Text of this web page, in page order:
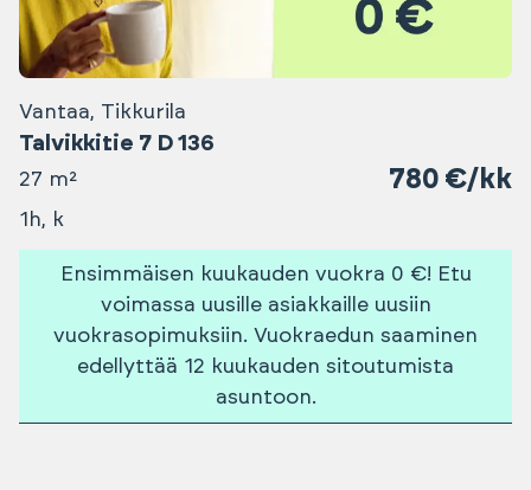
Vantaa, Tikkurila
Talvikkitie 7 D 136
27 m² 780 €/kk
1h, k
Ensimmäisen kuukauden vuokra 0 €! Etu
voimassa uusille asiakkaille uusiin
vuokrasopimuksiin. Vuokraedun saaminen
edellyttää 12 kuukauden sitoutumista
asuntoon.